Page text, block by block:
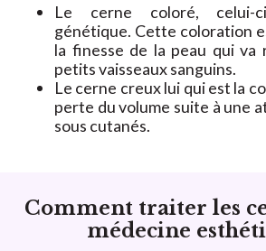
Le cerne coloré, celui-
génétique. Cette coloration
la finesse de la peau qui va
petits vaisseaux sanguins.
Le cerne creux lui qui est la
perte du volume suite à une
sous cutanés.
Comment traiter les
médecine